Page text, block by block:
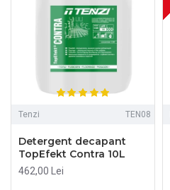
Tenzi TEN08
Detergent decapant
TopEfekt Contra 10L
462,00 Lei